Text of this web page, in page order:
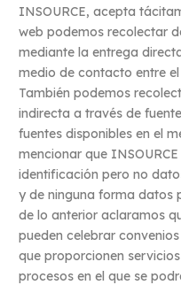
INSOURCE, acepta
web podemos recolectar
mediante la entrega
medio de contacto entre
También podemos
indirecta a través de
fuentes disponibles en el
mencionar que
identificación pero no
y de ninguna forma datos
de lo anterior aclaramos
pueden celebrar
que proporcionen
procesos en el que se